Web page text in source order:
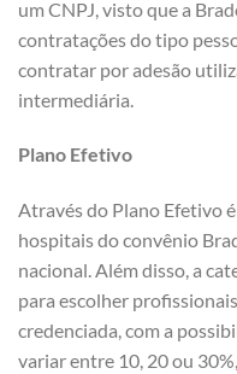
um CNPJ, visto que a
contratações do tipo
contratar por adesão
intermediária.
Plano Efetivo
Através do Plano Efetivo
hospitais do convênio
nacional. Além disso, a
para escolher
credenciada, com a
variar entre 10, 20 ou